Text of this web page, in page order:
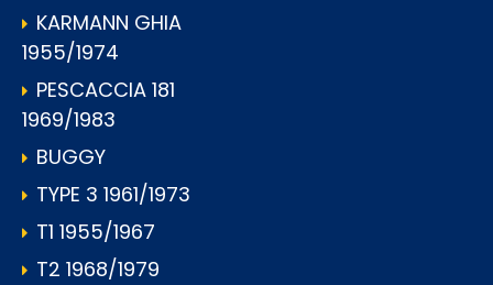
KARMANN GHIA
1955/1974
PESCACCIA 181
1969/1983
BUGGY
TYPE 3 1961/1973
T1 1955/1967
T2 1968/1979